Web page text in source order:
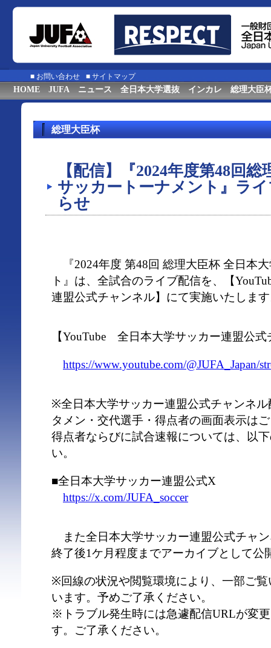
■ お問い合わせ ■ サイトマップ
HOME JUFA ニュース 全日本大学選抜 インカレ 総理大臣
総理大臣杯
【配信】『2024年度第48回
サッカートーナメント』ラ
らせ
『2024年度 第48回 総理大臣杯 全日本
ト』は、全試合のライブ配信を、【
連盟公式チャンネル】にて実施いたしま
【YouTube 全日本大学サッカー連盟公式
https://www.youtube.com/@JUFA_Japan/
※全日本大学サッカー連盟公式チャンネ
タメン・交代選手・得点者の画面表示は
得点者ならびに試合速報については、以
い。
■全日本大学サッカー連盟公式X
https://x.com/JUFA_soccer
また全日本大学サッカー連盟公式チャ
終了後1ケ月程度までアーカイブとして公
※回線の状況や閲覧環境により、一部ご
います。予めご了承ください。
※トラブル発生時には急遽配信URLが変
す。ご了承ください。